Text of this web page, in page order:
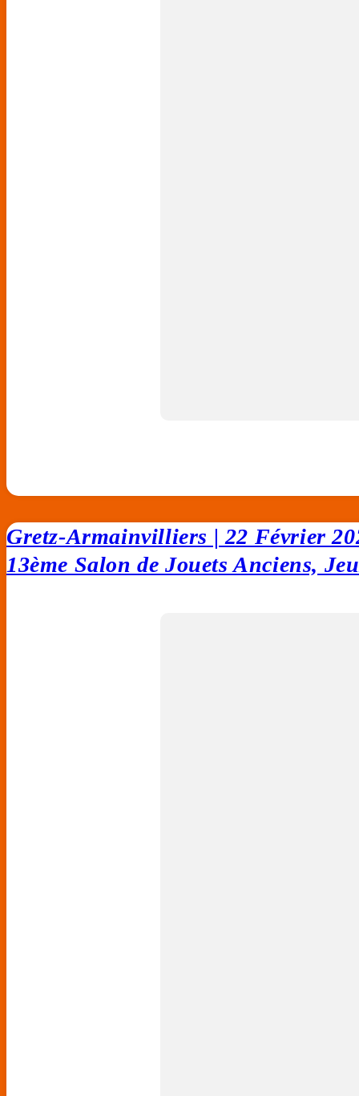
Gretz-Armainvilliers | 22 Février
13ème Salon de Jouets Anciens,